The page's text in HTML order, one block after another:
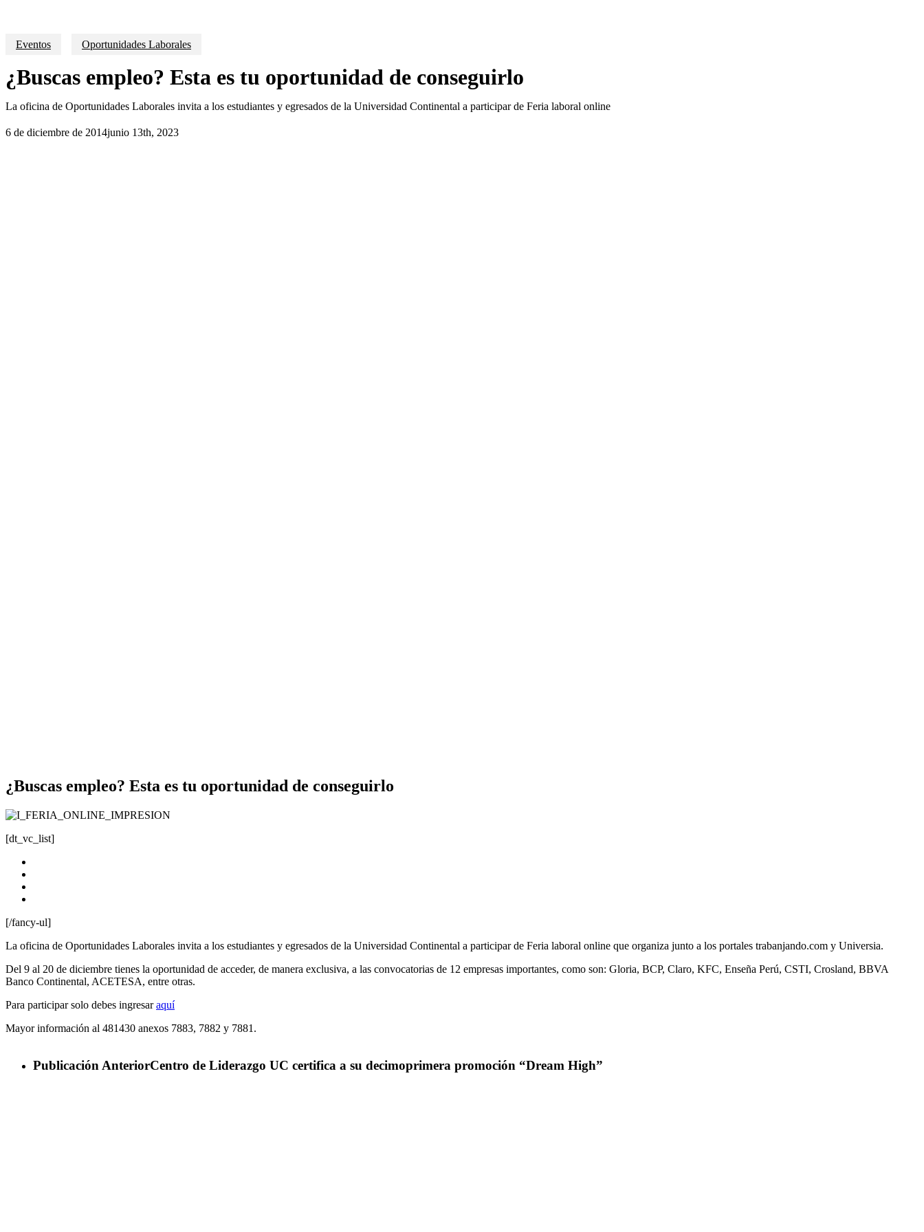
Eventos Oportunidades Laborales
¿Buscas empleo? Esta es tu oportunidad de conseguirlo
La oficina de Oportunidades Laborales invita a los estudiantes y egresados de la Universidad Continental a participar de Feria laboral online
6 de diciembre de 2014junio 13th, 2023
¿Buscas empleo? Esta es tu oportunidad de conseguirlo
[dt_vc_list]
[/fancy-ul]
La oficina de Oportunidades Laborales invita a los estudiantes y egresados de la Universidad Continental a participar de Feria laboral online que organiza junto a los portales trabanjando.com y Universia.
Del 9 al 20 de diciembre tienes la oportunidad de acceder, de manera exclusiva, a las convocatorias de 12 empresas importantes, como son: Gloria, BCP, Claro, KFC, Enseña Perú, CSTI, Crosland, BBVA
Banco Continental, ACETESA, entre otras.
Para participar solo debes ingresaraquí
Mayor información al 481430 anexos 7883, 7882 y 7881.
Publicación AnteriorCentro de Liderazgo UC certifica a su decimoprimera promoción “Dream High”